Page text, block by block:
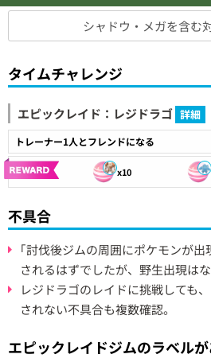
シャドウ・メガを含む
タイムチャレンジ
エピックレイド：レジドラゴ 詳細
トレーナー1人とフレンドになる
x10
不具合
｢討伐後ジムの周囲にポケモンが
されるはずでしたが、野生出現はな
レジドラゴのレイドに挑戦しても
されない不具合も複数確認。
エピックレイドジムのラベル